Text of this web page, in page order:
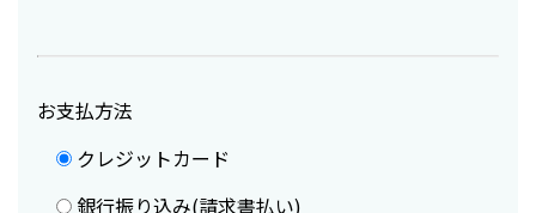
お支払方法
クレジットカード
銀行振り込み(請求書払い)